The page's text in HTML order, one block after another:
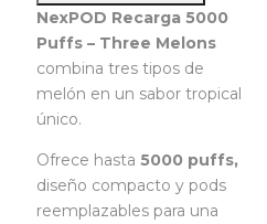
NexPOD Recarga 5000
Puffs – Three Melons
combina tres tipos de
melón en un sabor tropical
único.
Ofrece hasta 5000 puffs,
diseño compacto y pods
reemplazables para una